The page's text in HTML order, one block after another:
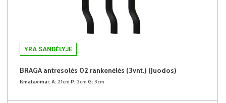
YRA SANDĖLYJE
BRAGA antresolės 02 rankenėlės (3vnt.) (Juodos)
Išmatavimai: A: 21cm P: 2cm G: 3cm